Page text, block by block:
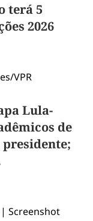
terá 5
2026
Lula-
de